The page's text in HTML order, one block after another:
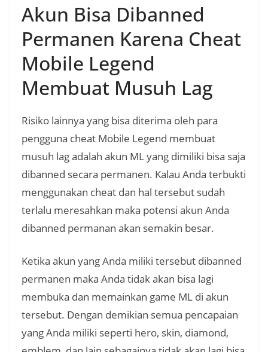
Akun Bisa Dibanned
Permanen Karena Cheat
Mobile Legend
Membuat Musuh Lag
Risiko lainnya yang bisa diterima oleh para
pengguna cheat Mobile Legend membuat
musuh lag adalah akun ML yang dimiliki bisa saja
dibanned secara permanen. Kalau Anda terbukti
menggunakan cheat dan hal tersebut sudah
terlalu meresahkan maka potensi akun Anda
dibanned permanan akan semakin besar.
Ketika akun yang Anda miliki tersebut dibanned
permanen maka Anda tidak akan bisa lagi
membuka dan memainkan game ML di akun
tersebut. Dengan demikian semua pencapaian
yang Anda miliki seperti hero, skin, diamond,